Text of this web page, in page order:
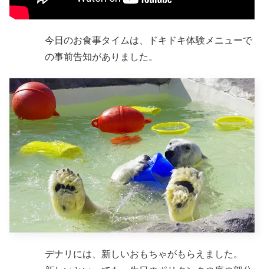
今日のお食事タイムは、ドキドキ体験メニューで
の事前告知がありました。
デナリには、新しいおもちゃがもらえました。